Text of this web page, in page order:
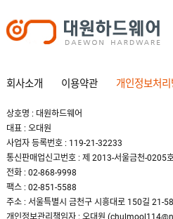
회사소개 이용약관 개인정보처리
상호명 : 대원하드웨어
대표 : 오대원
사업자 등록번호 : 119-21-32233
통신판매업신고번호 : 제 2013-서울금천-0205
전화 : 02-868-9998
팩스 : 02-851-5588
주소 : 서울특별시 금천구 시흥대로 150길 21-58